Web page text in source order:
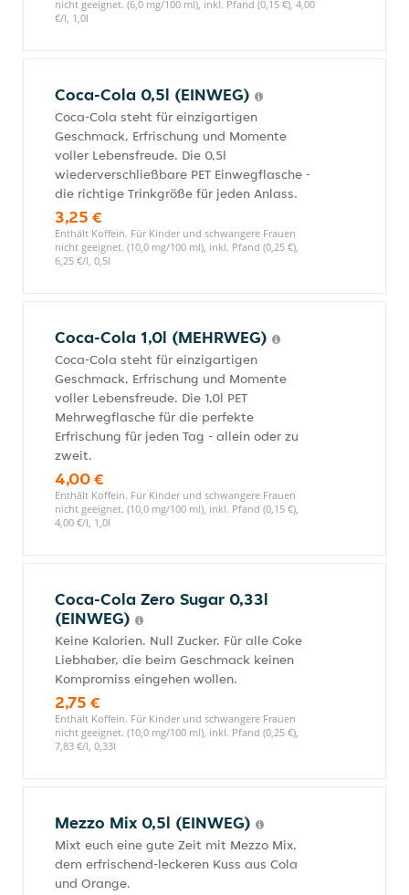
nicht geeignet. (6,0 mg/100 ml), inkl. Pfand (0,15 €), 4,00
€/l, 1,0l
Coca-Cola 0,5l (EINWEG)
Coca-Cola steht für einzigartigen
Geschmack, Erfrischung und Momente
voller Lebensfreude. Die 0,5l
wiederverschließbare PET Einwegflasche -
die richtige Trinkgröße für jeden Anlass.
3,25 €
Enthält Koffein. Für Kinder und schwangere Frauen
nicht geeignet. (10,0 mg/100 ml), inkl. Pfand (0,25 €),
6,25 €/l, 0,5l
Coca-Cola 1,0l (MEHRWEG)
Coca-Cola steht für einzigartigen
Geschmack, Erfrischung und Momente
voller Lebensfreude. Die 1,0l PET
Mehrwegflasche für die perfekte
Erfrischung für jeden Tag - allein oder zu
zweit.
4,00 €
Enthält Koffein. Für Kinder und schwangere Frauen
nicht geeignet. (10,0 mg/100 ml), inkl. Pfand (0,15 €),
4,00 €/l, 1,0l
Coca-Cola Zero Sugar 0,33l
(EINWEG)
Keine Kalorien. Null Zucker. Für alle Coke
Liebhaber, die beim Geschmack keinen
Kompromiss eingehen wollen.
2,75 €
Enthält Koffein. Für Kinder und schwangere Frauen
nicht geeignet. (10,0 mg/100 ml), inkl. Pfand (0,25 €),
7,83 €/l, 0,33l
Mezzo Mix 0,5l (EINWEG)
Mixt euch eine gute Zeit mit Mezzo Mix,
dem erfrischend-leckeren Kuss aus Cola
und Orange.